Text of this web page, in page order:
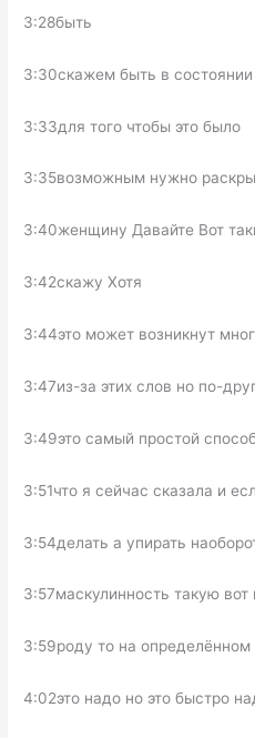
3:28быть
3:30скажем быть в состоянии
3:33для того чтобы это было
3:35возможным нужно
3:40женщину Давайте Вот
3:42скажу Хотя
3:44это может возникнут
3:47из-за этих слов но по-
3:49это самый простой
3:51что я сейчас сказала и
3:54делать а упирать
3:57маскулинность такую
3:59роду то на
4:02это надо но это быстро